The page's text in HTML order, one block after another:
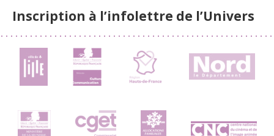
Inscription à l’infolettre de l’Univers